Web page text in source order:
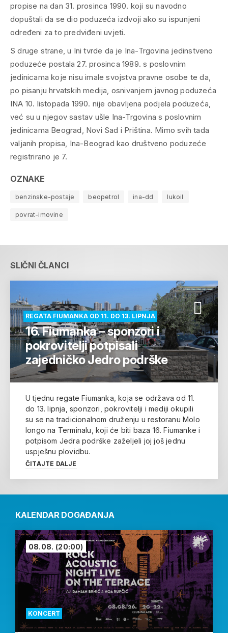
propise na dan 31. prosinca 1990. koji su navodno
dopuštali da se dio poduzeća izdvoji ako su ispunjeni
određeni za to predviđeni uvjeti.
S druge strane, u Ini tvrde da je Ina-Trgovina jedinstveno
poduzeće postala 27. prosinca 1989. s poslovnim
jedinicama koje nisu imale svojstva pravne osobe te da,
po pisanju hrvatskih medija, osnivanjem javnog poduzeća
INA 10. listopada 1990. nije obavljena podjela poduzeća,
već su u njegov sastav ušle Ina-Trgovina s poslovnim
jedinicama Beograd, Novi Sad i Priština. Mimo svih tada
valjanih propisa, Ina-Beograd kao društveno poduzeće
registrirano je 7.
OZNAKE
benzinske-postaje beopetrol ina-dd lukoil
povrat-imovine
SLIČNI ČLANCI
REGATA FIUMANKA OD 11. DO 13. LIPNJA
16. Fiumanka – sponzori i
pokrovitelji potpisali
zajedničko Jedro podrške
U tjednu regate Fiumanka, koja se održava od 11.
do 13. lipnja, sponzori, pokrovitelji i mediji okupili
su se na tradicionalnom druženju u restoranu Molo
longo na Terminalu, koji će biti baza 16. Fiumanke i
potpisom Jedra podrške zaželjeli joj još jednu
uspješnu plovidbu.
ČITAJTE DALJE
KALENDAR DOGAĐANJA
KONCERT
08.08. (20:00)